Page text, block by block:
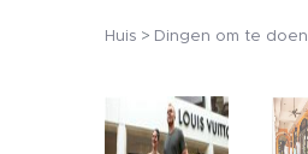
Huis Dingen om te doen